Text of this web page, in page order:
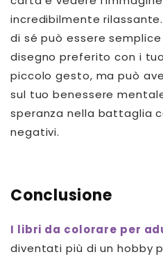
incredibilmente
di sé può essere
disegno preferito con i
piccolo gesto, ma può
sul tuo benessere
speranza nella battaglia
negativi.
Conclusione
I libri da colorare per
diventati più di un hobby